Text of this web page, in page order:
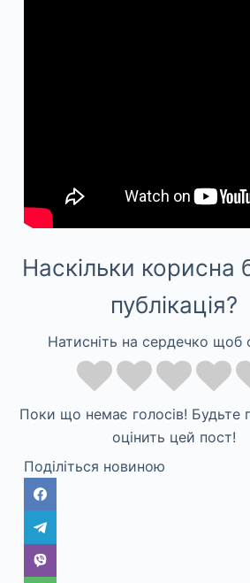
Наскільки корисна
публікація?
Натисніть на сердечко щоб
Поки що немає голосів! Будьте
оцінить цей пост!
Поділіться новиною